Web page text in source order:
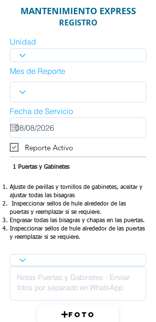
MANTENIMIENTO EXPRESS
REGISTRO
Unidad
Mes de Reporte
Fecha de Servicio
e
e
Reporte Activo
1 Puertas y Gabinetes
Ajuste de perillas y tornillos de gabinetes, aceitar y
ajustar todas las bisagras
Inspeccionar sellos de hule alrededor de las
puertas y reemplazar si se requiere.
Engrasar todas las bisagras y chapas en las puertas.
Inspeccionar sellos de hule alrededor de las puertas
y reemplazar si se requiere.
Foto